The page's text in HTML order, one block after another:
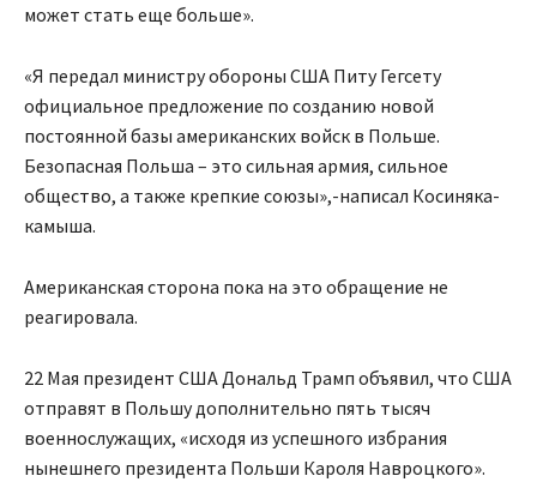
может стать еще больше».
«Я передал министру обороны США Питу Гегсету
официальное предложение по созданию новой
постоянной базы американских войск в Польше.
Безопасная Польша – это сильная армия, сильное
общество, а также крепкие союзы»,-написал Косиняка-
камыша.
Американская сторона пока на это обращение не
реагировала.
22 Мая президент США Дональд Трамп объявил, что США
отправят в Польшу дополнительно пять тысяч
военнослужащих, «исходя из успешного избрания
нынешнего президента Польши Кароля Навроцкого».